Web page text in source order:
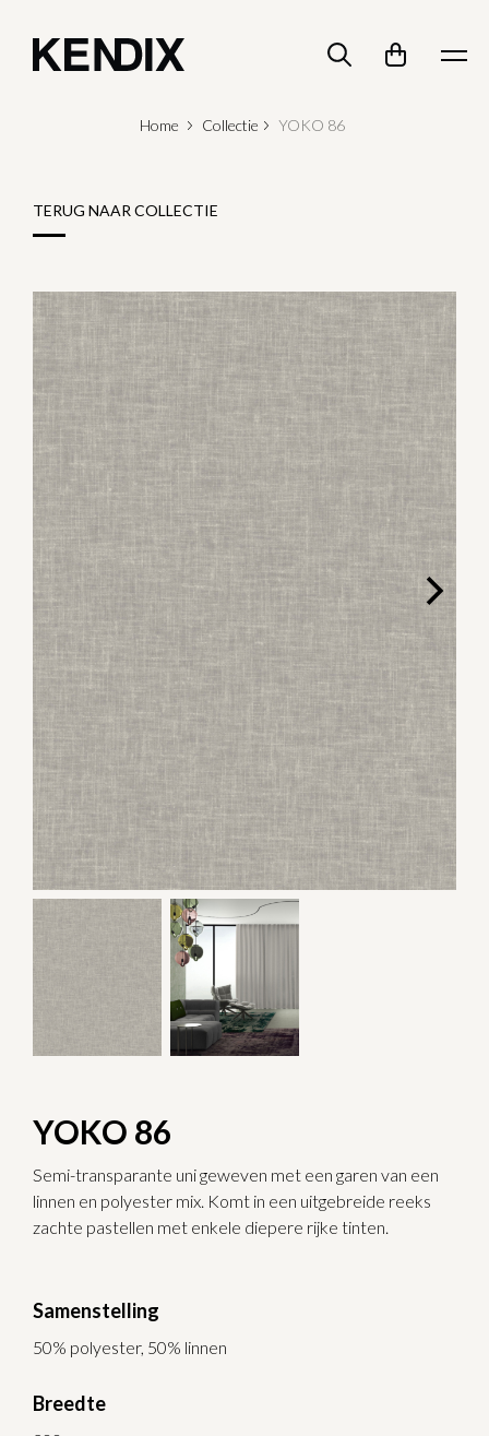
Home Collectie YOKO 86
TERUG NAAR COLLECTIE
YOKO 86
Semi-transparante uni geweven met een garen van een
linnen en polyester mix. Komt in een uitgebreide reeks
zachte pastellen met enkele diepere rijke tinten.
Samenstelling
50% polyester, 50% linnen
Breedte